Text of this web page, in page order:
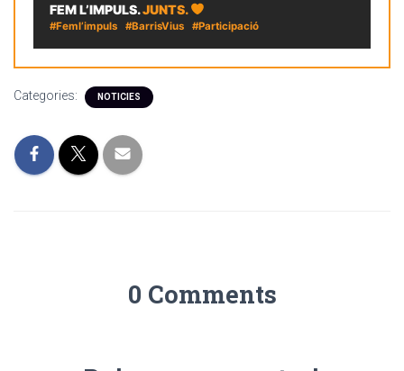
FEM L’IMPULS.JUNTS.
#Feml’impuls #BarrisVius #Participació
Categories: NOTICIES
0 Comments